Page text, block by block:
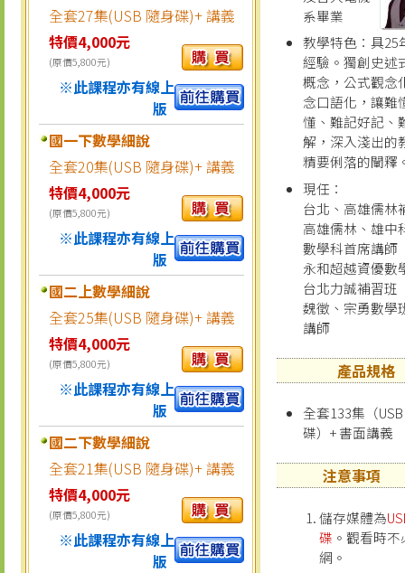
全套27集(USB 隨身碟)+ 講義
特價4,000元
(原價5,800元)
※此課程亦有線上
版
國一下數學細說
全套20集(USB 隨身碟)+ 講義
特價4,000元
(原價5,800元)
※此課程亦有線上
版
國二上數學細說
全套25集(USB 隨身碟)+ 講義
特價4,000元
(原價5,800元)
※此課程亦有線上
版
國二下數學細說
全套21集(USB 隨身碟)+ 講義
特價4,000元
(原價5,800元)
※此課程亦有線上
版
系畢業
教學特色：具25
經驗。獨創史述
概念，公式觀念
念口語化，讓難
懂、難記好記、
解，深入淺出的
精要俐落的闡釋
現任：
台北、高雄儒林
高雄儒林、雄中
數學科首席講師
永和超越資優數
台北力誠補習班
魏徵、宗勇數學
講師
產品規格
全套133集（
碟）+ 書面講義
注意事項
儲存媒體為
碟 。觀看時
網。